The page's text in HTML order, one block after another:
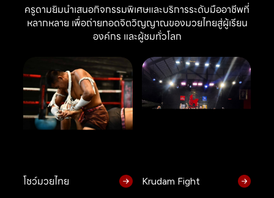
ครูดามยิมนำเสนอกิจกรรมพิเศษและบริการระดับมืออาชีพที่
หลากหลาย เพื่อถ่ายทอดจิตวิญญาณของมวยไทยสู่ผู้เรียน
องค์กร และผู้ชมทั่วโลก
โชว์มวยไทย Krudam Fight